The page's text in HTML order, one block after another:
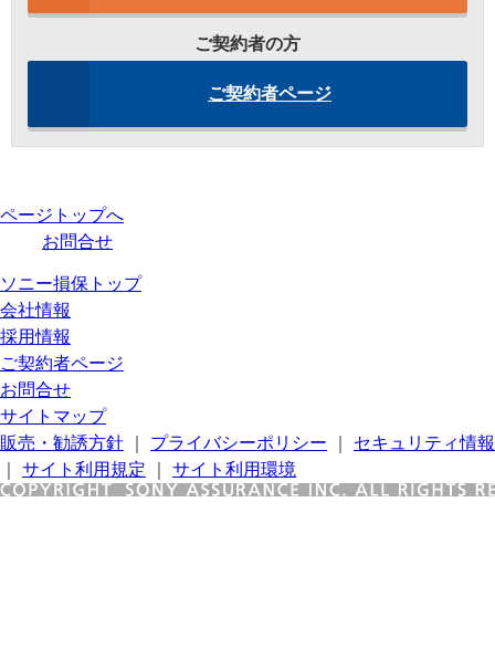
ご契約者の方
ご契約者ページ
ページトップへ
お問合せ
ソニー損保トップ
会社情報
採用情報
ご契約者ページ
お問合せ
サイトマップ
販売・勧誘方針
プライバシーポリシー
セキュリティ情報
サイト利用規定 サイト利用環境